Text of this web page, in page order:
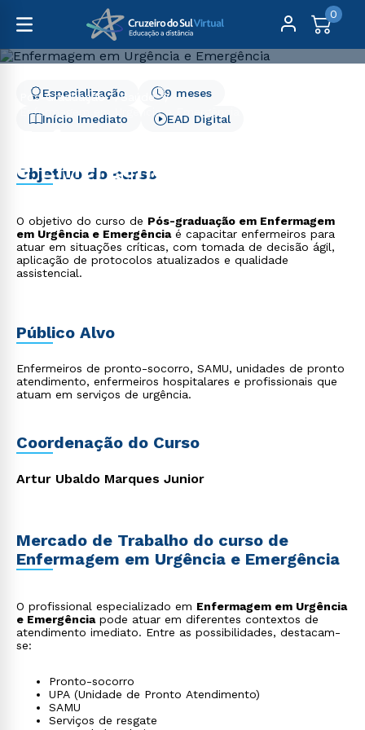
0
Pós-Graduação
Saúde
Enfermagem em Urgência e Emergência
e Emergência
Início Imediato
9 meses
Especialização
EAD Digital
Objetivo do curso
O objetivo do curso de Pós-graduação em Enfermagem
em Urgência e Emergênciaé capacitar enfermeiros para
atuar em situações críticas, com tomada de decisão ágil,
aplicação de protocolos atualizados e qualidade
assistencial.
Público Alvo
Enfermeiros de pronto-socorro, SAMU, unidades de pronto
atendimento, enfermeiros hospitalares e profissionais que
atuam em serviços de urgência.
Coordenação do Curso
Artur Ubaldo Marques Junior
Mercado de Trabalho do curso de
Enfermagem em Urgência e Emergência
O profissional especializado em Enfermagem em Urgência
e Emergênciapode atuar em diferentes contextos de
atendimento imediato. Entre as possibilidades, destacam-
se:
Pronto-socorro
UPA (Unidade de Pronto Atendimento)
SAMU
Serviços de resgate